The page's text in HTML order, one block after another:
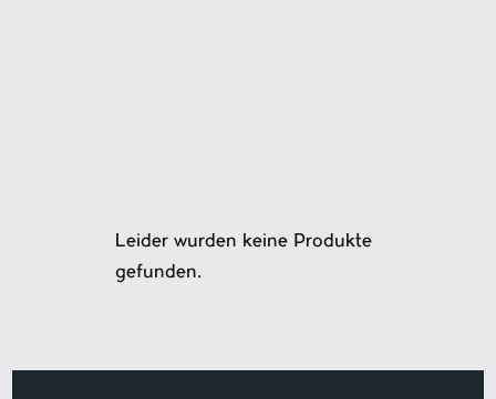
Leider wurden keine Produkte
gefunden.